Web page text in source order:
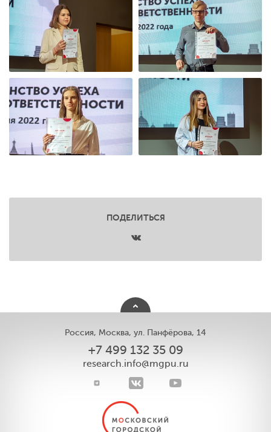
ПОДЕЛИТЬСЯ
Россия, Москва, ул. Панфёрова, 14
+7 499 132 35 09
research.info@mgpu.ru